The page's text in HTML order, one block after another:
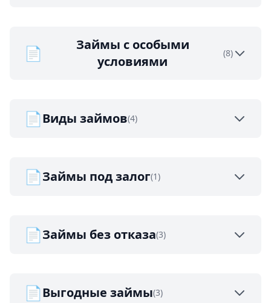
📄
Займы с особыми
условиями
(8)
📄Виды займов(4)
📄Займы под залог(1)
📄Займы без отказа(3)
📄Выгодные займы(3)